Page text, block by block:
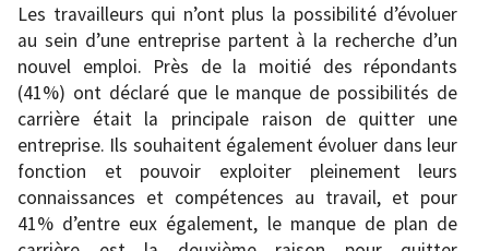
Les travailleurs qui n’ont plus la possibilité d’évoluer
au sein d’une entreprise partent à la recherche d’un
nouvel emploi. Près de la moitié des répondants
(41%) ont déclaré que le manque de possibilités de
carrière était la principale raison de quitter une
entreprise. Ils souhaitent également évoluer dans leur
fonction et pouvoir exploiter pleinement leurs
connaissances et compétences au travail, et pour
41% d’entre eux également, le manque de plan de